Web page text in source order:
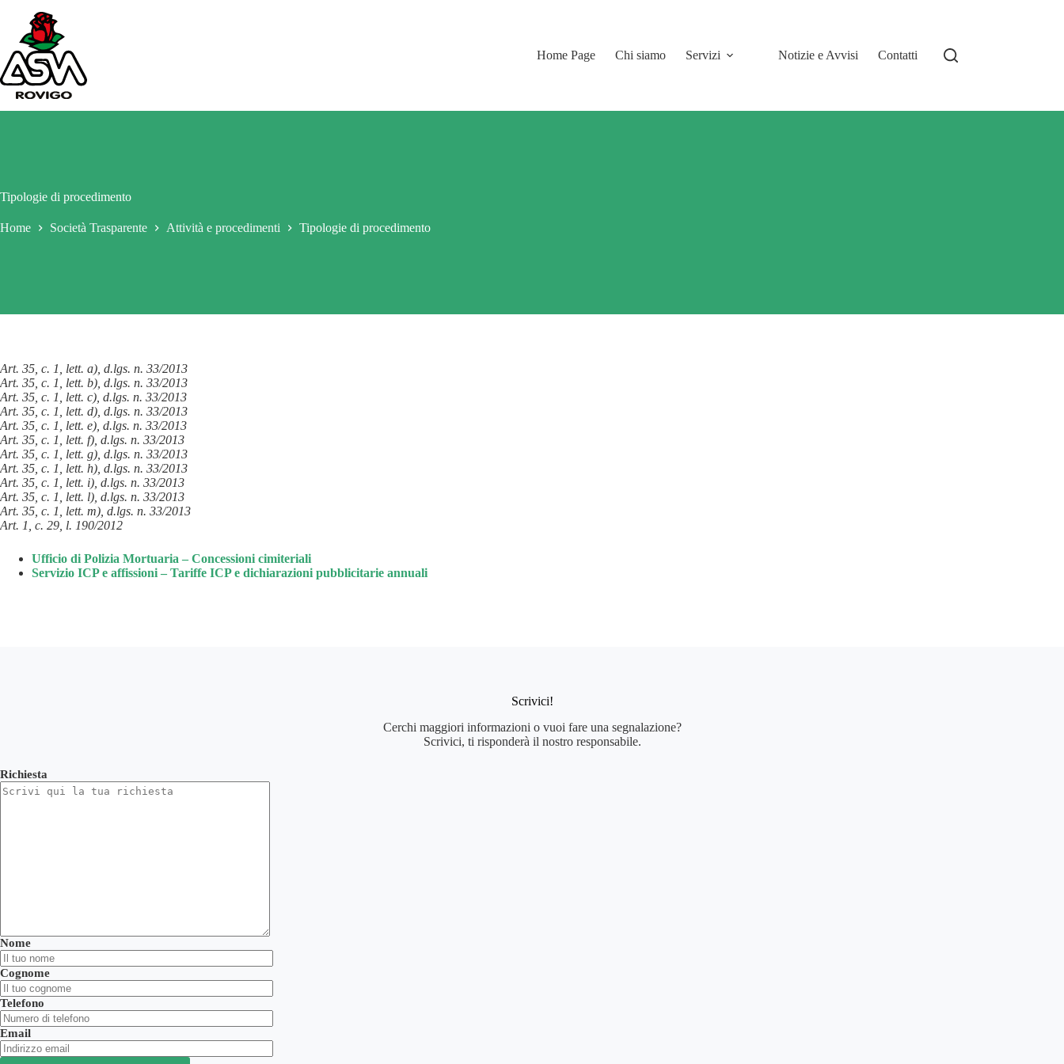
contenuto
Home Page
Chi siamo Servizi Notizie e Avvisi Contatti
Tipologie di procedimento
Home Società Trasparente Attività e procedimenti Tipologie di procedimento
Art. 35, c. 1, lett. a), d.lgs. n. 33/2013
Art. 35, c. 1, lett. b), d.lgs. n. 33/2013
Art. 35, c. 1, lett. c), d.lgs. n. 33/2013
Art. 35, c. 1, lett. d), d.lgs. n. 33/2013
Art. 35, c. 1, lett. e), d.lgs. n. 33/2013
Art. 35, c. 1, lett. f), d.lgs. n. 33/2013
Art. 35, c. 1, lett. g), d.lgs. n. 33/2013
Art. 35, c. 1, lett. h), d.lgs. n. 33/2013
Art. 35, c. 1, lett. i), d.lgs. n. 33/2013
Art. 35, c. 1, lett. l), d.lgs. n. 33/2013
Art. 35, c. 1, lett. m), d.lgs. n. 33/2013
Art. 1, c. 29, l. 190/2012
Ufficio di Polizia Mortuaria – Concessioni cimiteriali
Servizio ICP e affissioni – Tariffe ICP e dichiarazioni pubblicitarie annuali
Scrivici!
Cerchi maggiori informazioni o vuoi fare una segnalazione?
Scrivici, ti risponderà il nostro responsabile.
Richiesta
Nome
Cognome
Telefono
Email